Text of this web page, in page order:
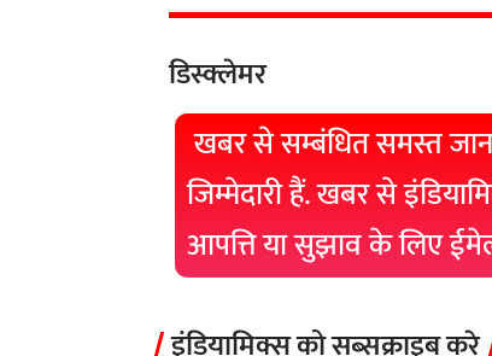
डिस्क्लेमर
खबर से सम्बंधित समस्त
जिम्मेदारी हैं. खबर से
आपत्ति या सुझाव के लिए
इंडियामिक्स को सब्सक्राइब करे